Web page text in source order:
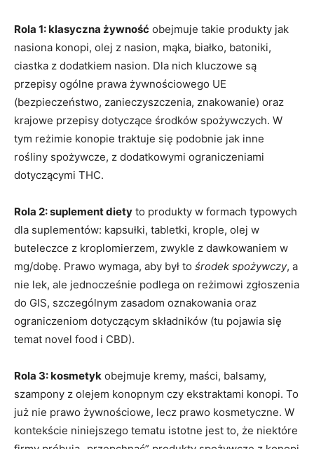
Rola 1: klasyczna żywność obejmuje takie produkty jak
nasiona konopi, olej z nasion, mąka, białko, batoniki,
ciastka z dodatkiem nasion. Dla nich kluczowe są
przepisy ogólne prawa żywnościowego UE
(bezpieczeństwo, zanieczyszczenia, znakowanie) oraz
krajowe przepisy dotyczące środków spożywczych. W
tym reżimie konopie traktuje się podobnie jak inne
rośliny spożywcze, z dodatkowymi ograniczeniami
dotyczącymi THC.
Rola 2: suplement diety to produkty w formach typowych
dla suplementów: kapsułki, tabletki, krople, olej w
buteleczce z kroplomierzem, zwykle z dawkowaniem w
mg/dobę. Prawo wymaga, aby był to środek spożywczy, a
nie lek, ale jednocześnie podlega on reżimowi zgłoszenia
do GIS, szczególnym zasadom oznakowania oraz
ograniczeniom dotyczącym składników (tu pojawia się
temat novel food i CBD).
Rola 3: kosmetyk obejmuje kremy, maści, balsamy,
szampony z olejem konopnym czy ekstraktami konopi. To
już nie prawo żywnościowe, lecz prawo kosmetyczne. W
kontekście niniejszego tematu istotne jest to, że niektóre